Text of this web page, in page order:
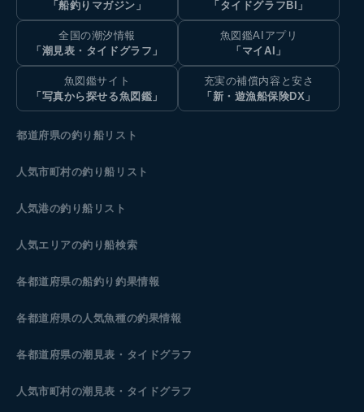
「船釣りマガジン」
「タイドグラフBI」
全国の潮汐情報
「潮見表・タイドグラフ」
魚図鑑AIアプリ
「マイAI」
魚図鑑サイト
「写真から探せる魚図鑑」
充実の補償内容と安さ
「新・遊漁船保険DX」
都道府県の釣り船リスト
人気市町村の釣り船リスト
人気港の釣り船リスト
人気エリアの釣り船検索
各都道府県の船釣り釣果情報
各都道府県の人気魚種の釣果情報
各都道府県の潮見表 ・タイドグラフ
人気市町村の潮見表・タイドグラフ